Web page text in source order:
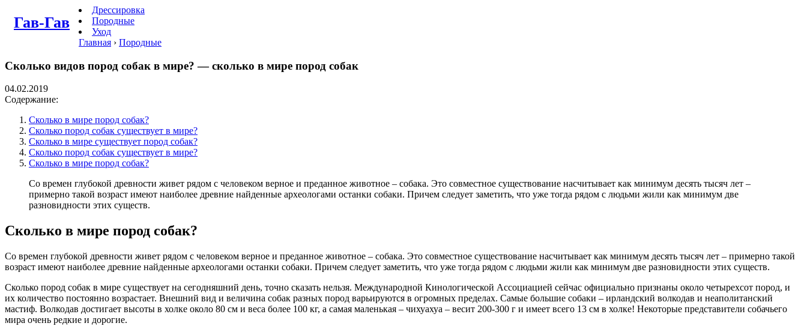
Гав-Гав
Дрессировка
Породные
Уход
Главная › Породные
Сколько видов пород собак в мире? — сколько в мире пород собак
04.02.2019
Содержание:
Сколько в мире пород собак?
Сколько пород собак существует в мире?
Сколько в мире существует пород собак?
Сколько пород собак существует в мире?
Сколько в мире пород собак?
Со времен глубокой древности живет рядом с человеком верное и преданное животное – собака. Это совместное существование насчитывает как минимум десять тысяч лет –
примерно такой возраст имеют наиболее древние найденные археологами останки собаки. Причем следует заметить, что уже тогда рядом с людьми жили как минимум две
разновидности этих существ.
Сколько в мире пород собак?
Со времен глубокой древности живет рядом с человеком верное и преданное животное – собака. Это совместное существование насчитывает как минимум десять тысяч лет – примерно такой
возраст имеют наиболее древние найденные археологами останки собаки. Причем следует заметить, что уже тогда рядом с людьми жили как минимум две разновидности этих существ.
Сколько пород собак в мире существует на сегодняшний день, точно сказать нельзя. Международной Кинологической Ассоциацией сейчас официально признаны около четырехсот пород, и
их количество постоянно возрастает. Внешний вид и величина собак разных пород варьируются в огромных пределах. Самые большие собаки – ирландский волкодав и неаполитанский
мастиф. Волкодав достигает высоты в холке около 80 см и веса более 100 кг, а самая маленькая – чихуахуа – весит 200-300 г и имеет всего 13 см в холке! Некоторые представители собачьего
мира очень редкие и дорогие.